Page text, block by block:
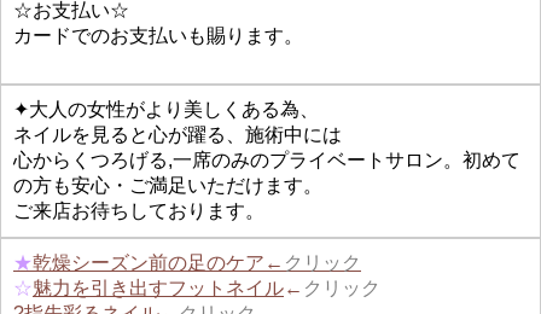
☆お支払い☆
カードでのお支払いも賜ります。
✦大人の女性がより美しくある為、
ネイルを見ると心が躍る、施術中には
心からくつろげる,一席のみのプライベートサロン。初めて
の方も安心・ご満足いただけます。
ご来店お待ちしております。
★乾燥シーズン前の足のケア← クリック
☆魅力を引き出すフットネイル← クリック